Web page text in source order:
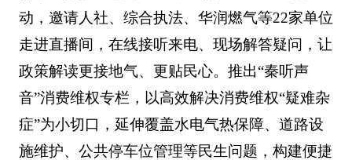
动，邀请人社、综合执法、华润燃气等22家单位
走进直播间，在线接听来电、现场解答疑问，让
政策解读更接地气、更贴民心。推出“秦听声
音”消费维权专栏，以高效解决消费维权“疑难杂
症”为小切口，延伸覆盖水电气热保障、道路设
施维护、公共停车位管理等民生问题，构建便捷